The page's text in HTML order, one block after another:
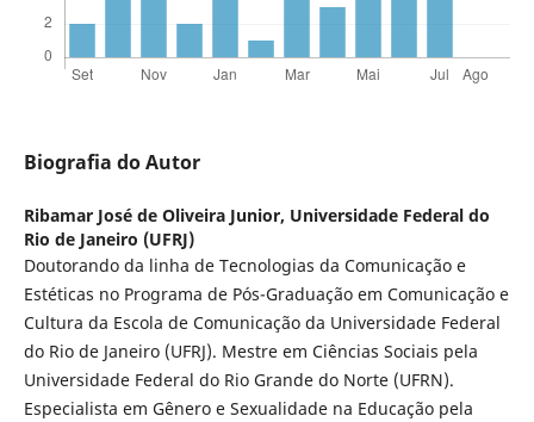
Biografia do Autor
Ribamar José de Oliveira Junior, Universidade Federal do
Rio de Janeiro (UFRJ)
Doutorando da linha de Tecnologias da Comunicação e
Estéticas no Programa de Pós-Graduação em Comunicação e
Cultura da Escola de Comunicação da Universidade Federal
do Rio de Janeiro (UFRJ). Mestre em Ciências Sociais pela
Universidade Federal do Rio Grande do Norte (UFRN).
Especialista em Gênero e Sexualidade na Educação pela